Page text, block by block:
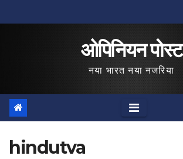
to
ओपिनियन पोस्ट
नया भारत नया नजरिया
hindutva